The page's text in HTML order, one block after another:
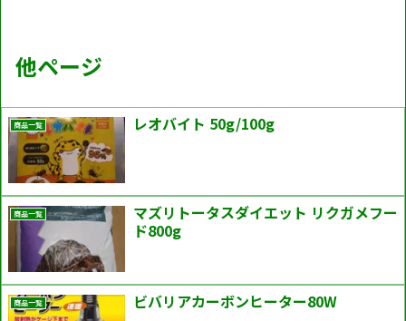
他ページ
商品一覧 レオバイト 50g/100g
商品一覧
マズリトータスダイエット リクガメフー
ド800g
商品一覧 ビバリアカーボンヒーター80W